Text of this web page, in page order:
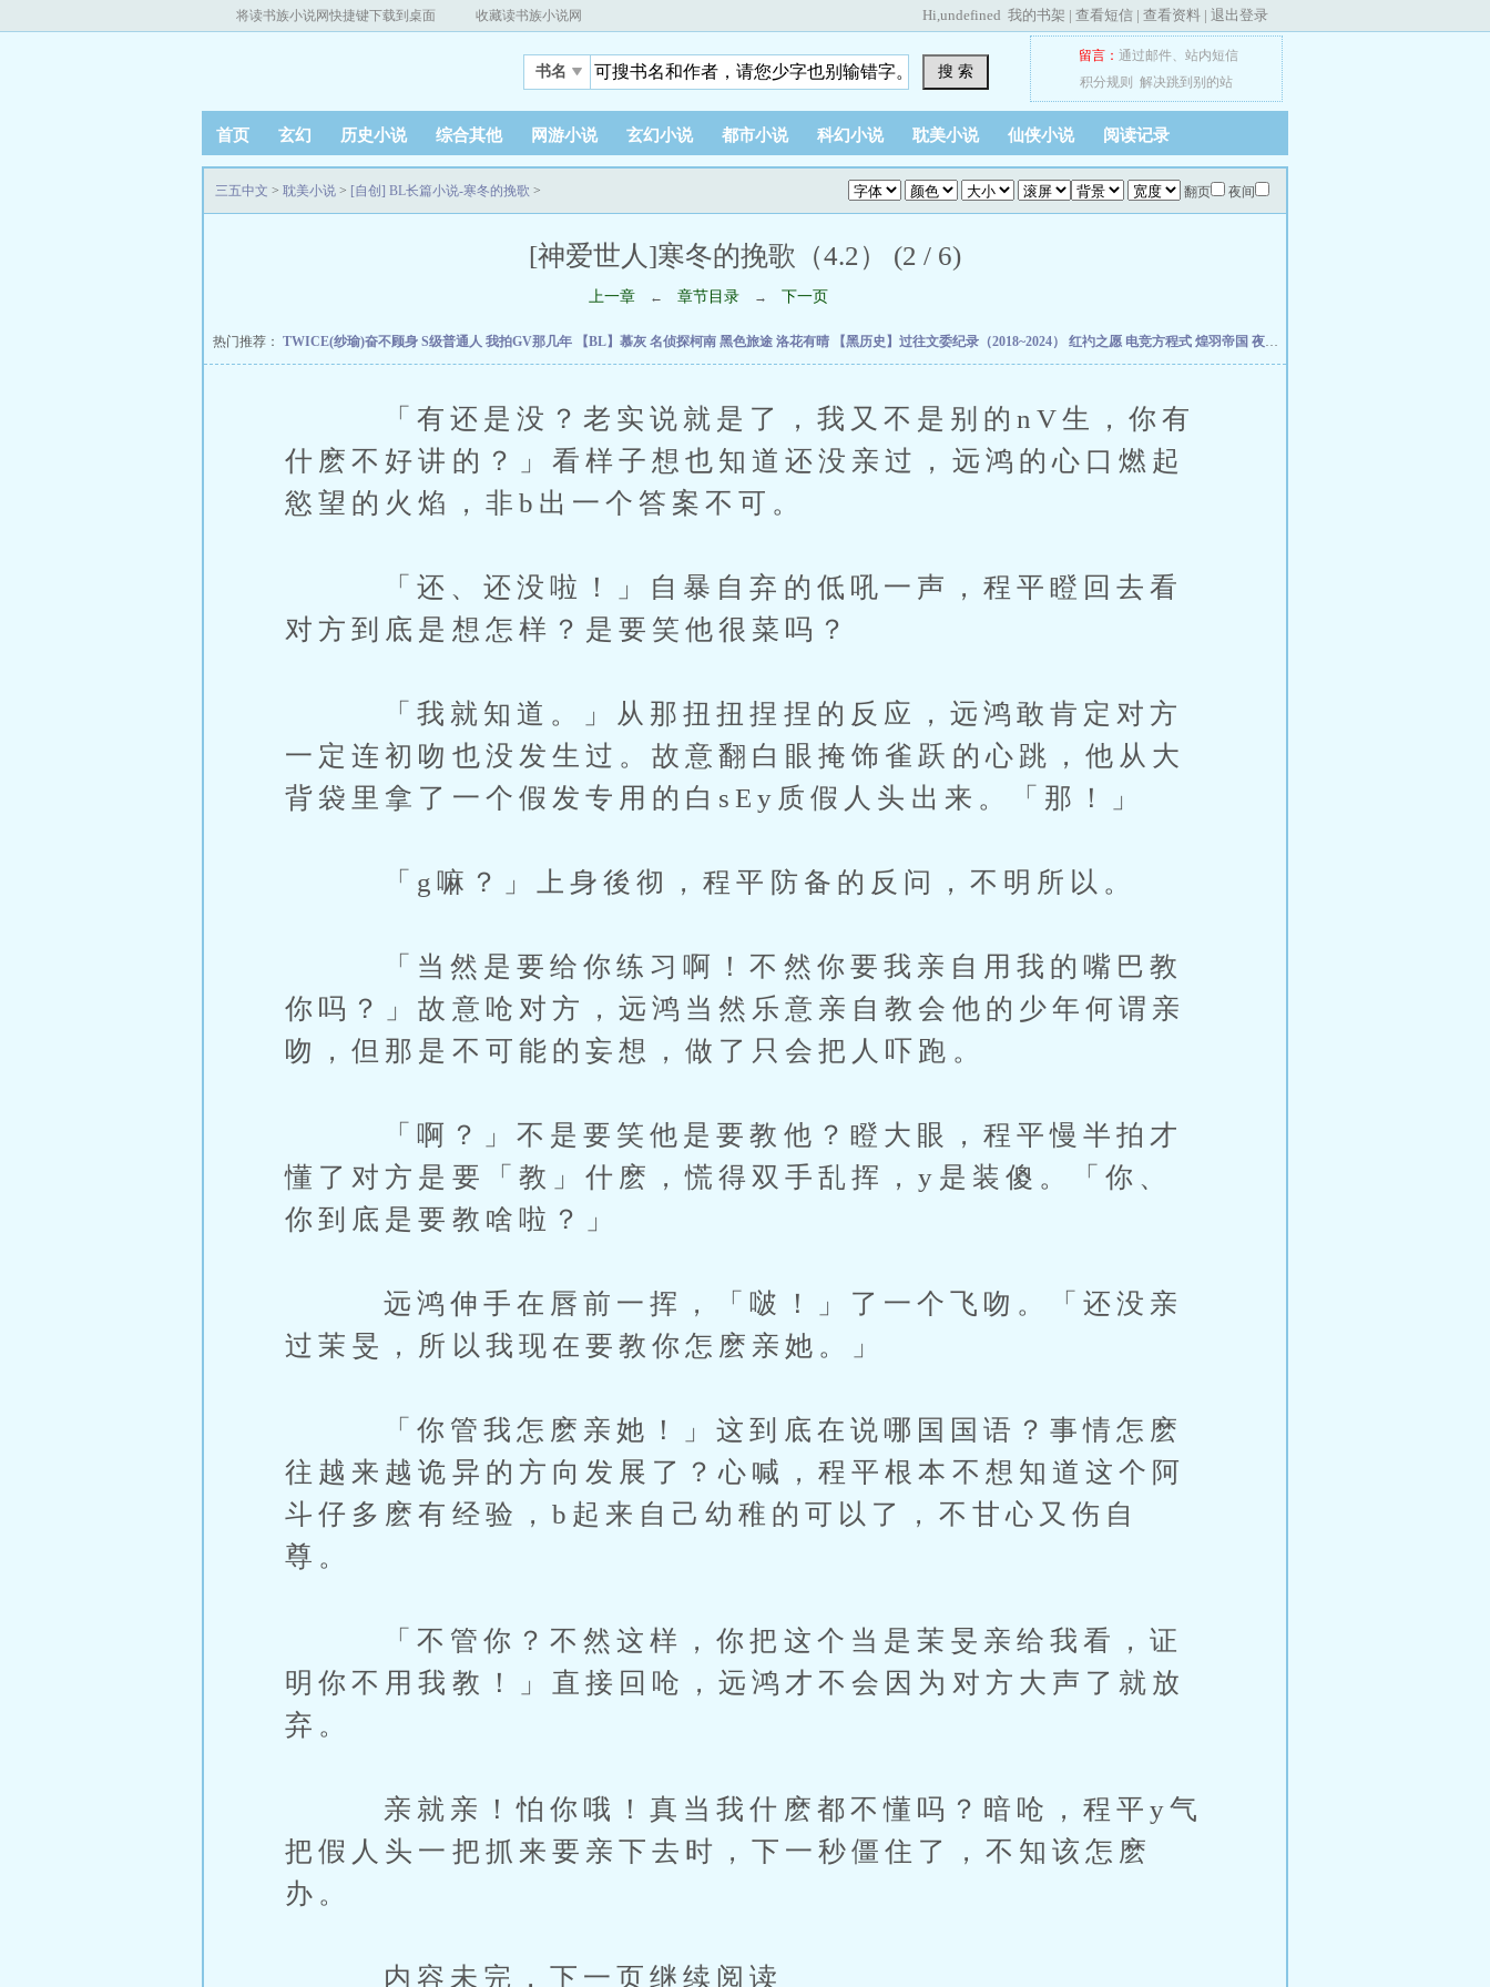
将读书族小说网快捷键下载到桌面 收藏读书族小说网 Hi,undefined 我的书架 | 查看短信 | 查看资料 | 退出登录
书名 搜 索
留言： 通过邮件、 站内短信
积分规则
解决跳到别的站
首页 玄幻 历史小说 综合其他 网游小说 玄幻小说 都市小说 科幻小说 耽美小说 仙侠小说 阅读记录
翻页 夜间
三五中文 > 耽美小说 > [自创] BL长篇小说-寒冬的挽歌 >
[神爱世人]寒冬的挽歌（4.2） (2 / 6)
上一章 ← 章节目录 → 下一页
热门推荐： TWICE(纱瑜)奋不顾身 S级普通人 我拍GV那几年 【BL】慕灰 名侦探柯南 黑色旅途 洛花有晴 【黑历史】过往文委纪录（2018~2024） 红礿之愿 电竞方程式 煌羽帝国 夜班花店不打烊
「有还是没？老实说就是了，我又不是别的nV生，你有
什麽不好讲的？」看样子想也知道还没亲过，远鸿的心口燃起
慾望的火焰，非b出一个答案不可。
「还、还没啦！」自暴自弃的低吼一声，程平瞪回去看
对方到底是想怎样？是要笑他很菜吗？
「我就知道。」从那扭扭捏捏的反应，远鸿敢肯定对方
一定连初吻也没发生过。故意翻白眼掩饰雀跃的心跳，他从大
背袋里拿了一个假发专用的白sEy质假人头出来。「那！」
「g嘛？」上身後彻，程平防备的反问，不明所以。
「当然是要给你练习啊！不然你要我亲自用我的嘴巴教
你吗？」故意呛对方，远鸿当然乐意亲自教会他的少年何谓亲
吻，但那是不可能的妄想，做了只会把人吓跑。
「啊？」不是要笑他是要教他？瞪大眼，程平慢半拍才
懂了对方是要「教」什麽，慌得双手乱挥，y是装傻。「你、
你到底是要教啥啦？」
远鸿伸手在唇前一挥，「啵！」了一个飞吻。「还没亲
过茉旻，所以我现在要教你怎麽亲她。」
「你管我怎麽亲她！」这到底在说哪国国语？事情怎麽
往越来越诡异的方向发展了？心喊，程平根本不想知道这个阿
斗仔多麽有经验，b起来自己幼稚的可以了，不甘心又伤自
尊。
「不管你？不然这样，你把这个当是茉旻亲给我看，证
明你不用我教！」直接回呛，远鸿才不会因为对方大声了就放
弃。
亲就亲！怕你哦！真当我什麽都不懂吗？暗呛，程平y气
把假人头一把抓来要亲下去时，下一秒僵住了，不知该怎麽
办。
内容未完，下一页继续阅读